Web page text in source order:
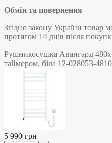
Обмін та повернення
Згідно закону України товар
протягом 14 днів після
Рушникосушка Авангард
таймером, біла 12-028053-4810
5 990 грн